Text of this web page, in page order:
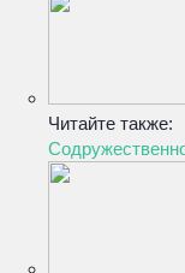
Читайте также: